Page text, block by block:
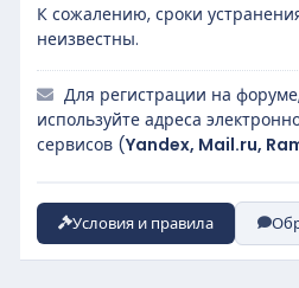
К сожалению, сроки
неизвестны.
Для регистрации на
используйте адреса
сервисов (Yandex, Mail.ru,
Условия и правила